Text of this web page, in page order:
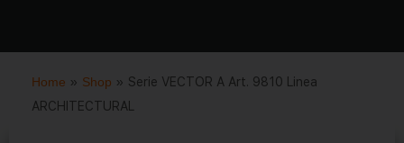
Home » Shop » Serie VECTOR A Art. 9810 Linea
ARCHITECTURAL